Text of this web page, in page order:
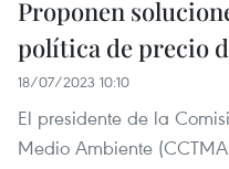
Proponen
política de precio
18/07/2023 10:10
El presidente de la
Medio Ambiente